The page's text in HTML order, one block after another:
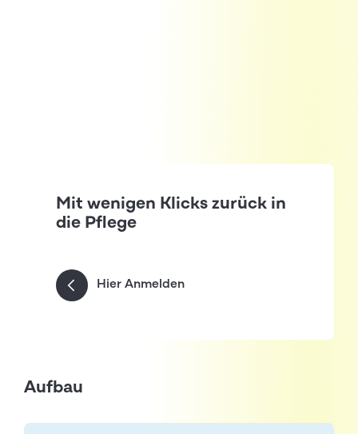
Mit wenigen Klicks zurück in
die Pflege
Hier Anmelden
Aufbau